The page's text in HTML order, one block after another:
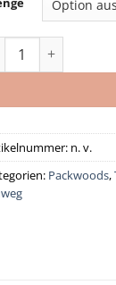
– Blue
n. v.
Packwoods,